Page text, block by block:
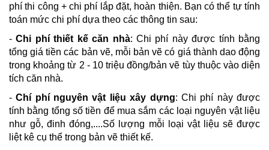
phí thi công + chi phí lắp đặt, hoàn thiện. Bạn có thể tự tính
toán mức chi phí dựa theo các thông tin sau:
-Chi phí thiết kế căn nhà: Chi phí này được tính bằng
tổng giá tiền các bản vẽ, mỗi bản vẽ có giá thành dao động
trong khoảng từ 2 - 10 triệu đồng/bản vẽ tùy thuộc vào diện
tích căn nhà.
-Chí phí nguyên vật liệu xây dựng: Chi phí này được
tính bằng tổng số tiền để mua sắm các loại nguyên vật liệu
như gỗ, đinh đóng,....Số lượng mỗi loại vật liệu sẽ được
liệt kê cụ thể trong bản vẽ thiết kế.